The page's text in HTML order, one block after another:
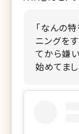
「なんの
ニングを
てから嫌
始めてまし